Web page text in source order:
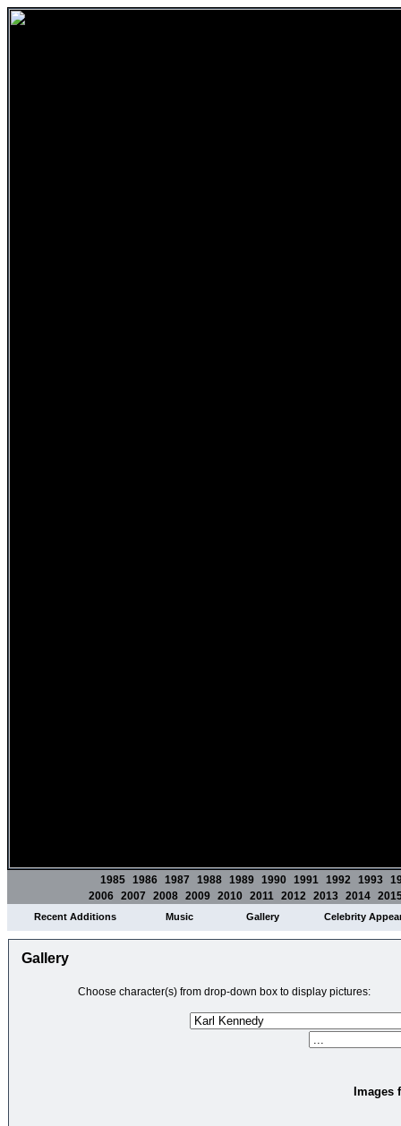
1985 1986 1987 1988 1989 1990 1991 1992 1993
2006 2007 2008 2009 2010 2011 2012 2013 2014
Recent Additions Music Gallery Celebrity
Gallery
Choose character(s) from drop-down box to display pictures:
Images